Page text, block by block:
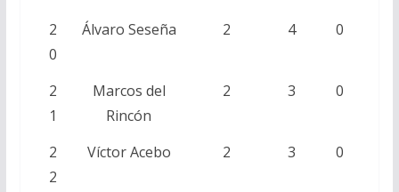
2
0
Álvaro Seseña 2 4 0
2
1
Marcos del
Rincón
2 3 0
2
2
Víctor Acebo 2 3 0